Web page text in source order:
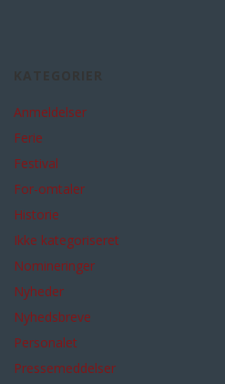
Anmeldelser
Ferie
Festival
For-omtaler
Historie
Ikke kategoriseret
Nomineringer
Nyheder
Nyhedsbreve
Personalet
Pressemeddelser